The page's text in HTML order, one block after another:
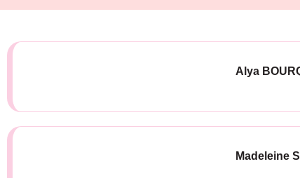
Alya
Madeleine